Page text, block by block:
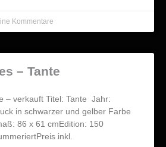
Kommentare
– Tante
– verkauft Titel: Tante Jahr:
in schwarzer und gelber Farbe
86 x 61 cmEdition: 150
inkl.